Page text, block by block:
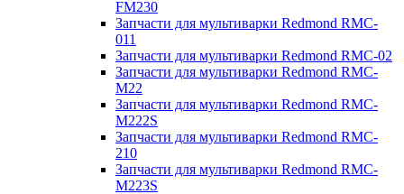
FM230
Запчасти для мультиварки Redmond RMC-
011
Запчасти для мультиварки Redmond RMC-02
Запчасти для мультиварки Redmond RMC-
M22
Запчасти для мультиварки Redmond RMC-
M222S
Запчасти для мультиварки Redmond RMC-
210
Запчасти для мультиварки Redmond RMC-
M223S